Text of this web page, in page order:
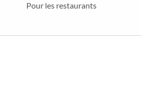
Pour les restaurants